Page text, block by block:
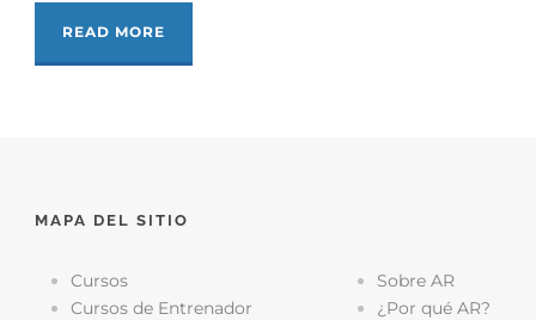
READ MORE
MAPA DEL SITIO
Cursos
Cursos de Entrenador
Sobre AR
¿Por qué AR?